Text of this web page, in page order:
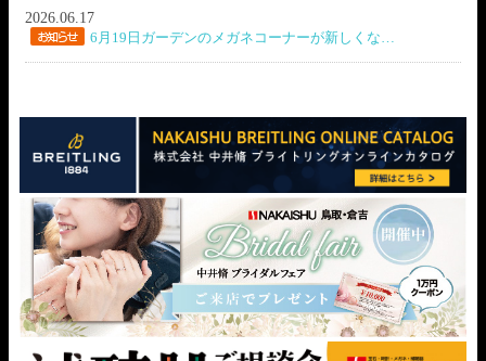
2026.06.17
6月19日ガーデンのメガネコーナーが新しくな…